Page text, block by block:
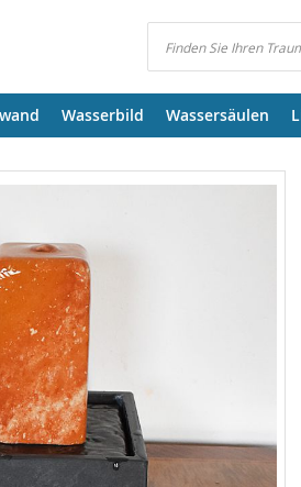
Suchen
Wasserbild Wassersäulen